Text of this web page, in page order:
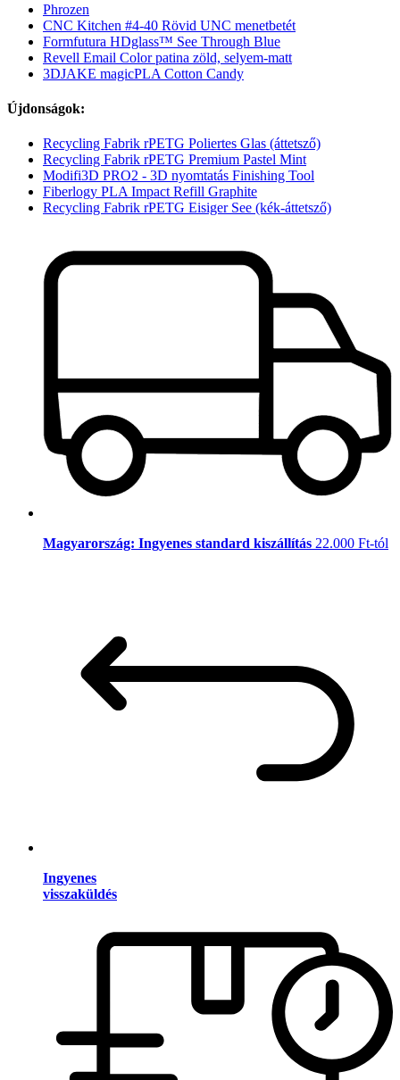
Phrozen
CNC Kitchen #4-40 Rövid UNC menetbetét
Formfutura HDglass™ See Through Blue
Revell Email Color patina zöld, selyem-matt
3DJAKE magicPLA Cotton Candy
Újdonságok:
Recycling Fabrik rPETG Poliertes Glas (áttetsző)
Recycling Fabrik rPETG Premium Pastel Mint
Modifi3D PRO2 - 3D nyomtatás Finishing Tool
Fiberlogy PLA Impact Refill Graphite
Recycling Fabrik rPETG Eisiger See (kék-áttetsző)
Magyarország: Ingyenes standard kiszállítás 22.000 Ft-tól
Ingyenes
visszaküldés